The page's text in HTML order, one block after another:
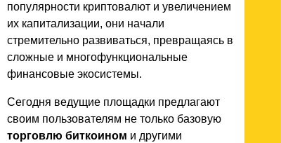
популярности криптовалют и увеличением
их капитализации, они начали
стремительно развиваться, превращаясь в
сложные и многофункциональные
финансовые экосистемы.
Сегодня ведущие площадки предлагают
своим пользователям не только базовую
торговлю биткоином и другими